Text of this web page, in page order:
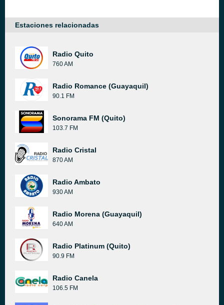
Estaciones relacionadas
Radio Quito
760 AM
Radio Romance (Guayaquil)
90.1 FM
Sonorama FM (Quito)
103.7 FM
Radio Cristal
870 AM
Radio Ambato
930 AM
Radio Morena (Guayaquil)
640 AM
Radio Platinum (Quito)
90.9 FM
Radio Canela
106.5 FM